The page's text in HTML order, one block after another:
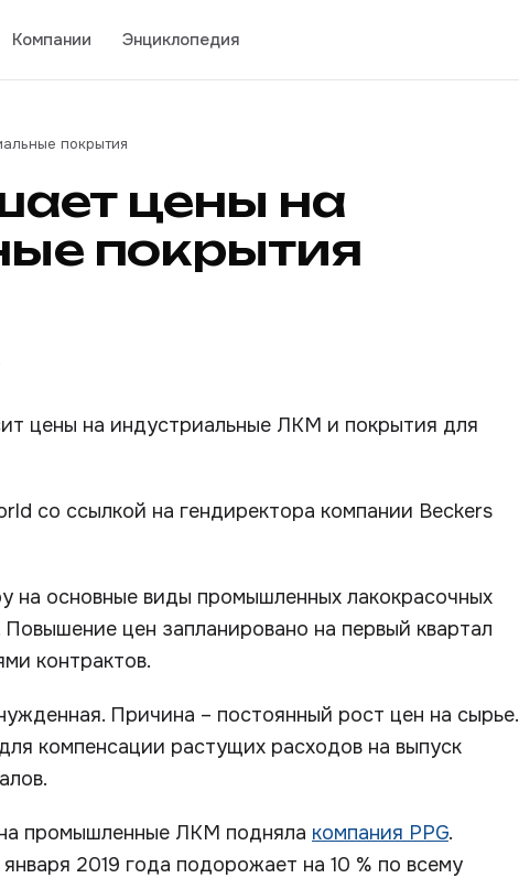
Компании Энциклопедия
покрытия
цены на
покрытия
цены на индустриальные ЛКМ и покрытия для
со ссылкой на гендиректора компании Beckers
на основные виды промышленных лакокрасочных
Повышение цен запланировано на первый квартал
контрактов.
Причина – постоянный рост цен на сырье.
компенсации растущих расходов на выпуск
промышленные ЛКМ подняла компания PPG.
2019 года подорожает на 10 % по всему